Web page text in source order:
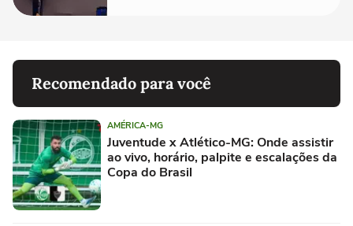
Recomendado para você
AMÉRICA-MG
Juventude x Atlético-MG: Onde assistir
ao vivo, horário, palpite e escalações da
Copa do Brasil